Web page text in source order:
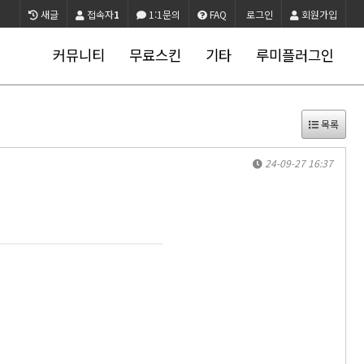
회원가입
로그인
FAQ
1:1문의
접속자1
새글
커뮤니티 무료스킨 기타 루미플러그인
목록
24-09-27 16:37